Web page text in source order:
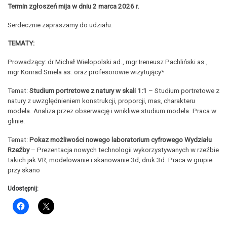
Termin zgłoszeń mija w dniu 2 marca 2026 r.
Serdecznie zapraszamy do udziału.
TEMATY:
Prowadzący: dr Michał Wielopolski ad., mgr Ireneusz Pachliński as.,
mgr Konrad Smela as. oraz profesorowie wizytujący*
Temat: Studium portretowe z natury w skali 1:1 – Studium portretowe z
natury z uwzględnieniem konstrukcji, proporcji, mas, charakteru
modela. Analiza przez obserwację i wnikliwe studium modela. Praca w
glinie.
Temat: Pokaz możliwości nowego laboratorium cyfrowego Wydziału
Rzeźby– Prezentacja nowych technologii wykorzystywanych w rzeźbie
takich jak VR, modelowanie i skanowanie 3d, druk 3d. Praca w grupie
przy skano
Udostępnij: